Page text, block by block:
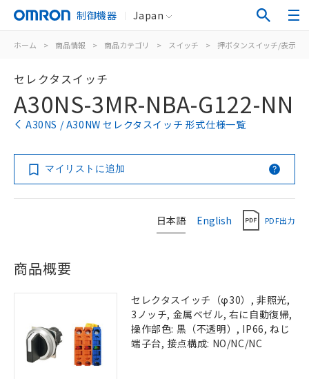
制御機器 Japan
ホーム > 商品情報 > 商品カテゴリ > スイッチ > 押ボタンスイッチ/表示灯
セレクタスイッチ
A30NS-3MR-NBA-G122-NN
A30NS / A30NW セレクタスイッチ 形式仕様一覧
マイリストに追加
日本語 English PDF出力
商品概要
セレクタスイッチ（φ30）, 非照光,
3ノッチ, 金属ベゼル, 右に自動復帰,
操作部色: 黒（不透明）, IP66, ねじ
端子台, 接点構成: NO/NC/NC